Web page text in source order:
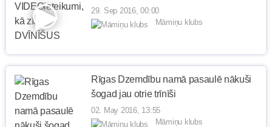
29. Sep 2016, 00:00
Māmiņu klubs
Rīgas Dzemdību namā pasaulē nākuši
šogad jau otrie trīnīši
02. May 2016, 13:55
Māmiņu klubs